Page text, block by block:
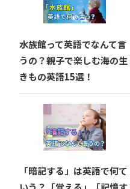
水族館って英語でなんて言
うの？親子で楽しむ海の生
きもの英語15選！
「暗記する」は英語で何て